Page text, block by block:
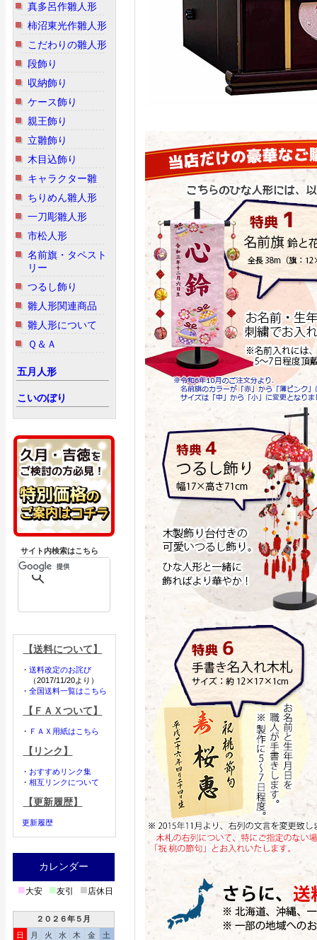
真多呂作雛人形
柿沼東光作雛人形
こだわりの雛人形
段飾り
収納飾り
ケース飾り
親王飾り
立雛飾り
木目込飾り
キャラクター雛
ちりめん雛人形
一刀彫雛人形
市松人形
名前旗・タペスト
リー
つるし飾り
雛人形関連商品
雛人形について
Ｑ＆Ａ
五月人形
こいのぼり
サイト内検索はこちら
【送料について】
・ 送料改定のお詫び
（2017/11/20より）
・ 全国送料一覧はこちら
【ＦＡＸついて】
・ ＦＡＸ用紙はこちら
【リンク】
・ おすすめリンク集
・ 相互リンクについて
【更新履歴】
更新履歴
カレンダー
■大安 ■友引 ■店休日
２０２６年５月
日
月 火 水 木 金
土